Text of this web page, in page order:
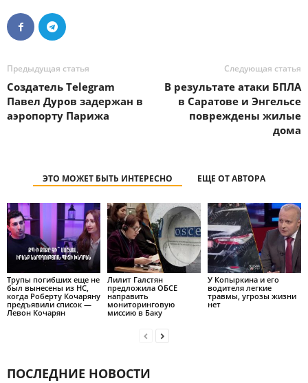
Предыдущая статья
Создатель Telegram
Павел Дуров задержан в
аэропорту Парижа
Следующая статья
В результате атаки БПЛА
в Саратове и Энгельсе
повреждены жилые
дома
ЭТО МОЖЕТ БЫТЬ ИНТЕРЕСНО ЕЩЕ ОТ АВТОРА
Трупы погибших еще не
был вынесены из НС,
когда Роберту Кочаряну
предъявили список —
Левон Кочарян
Лилит Галстян
предложила ОБСЕ
направить
мониторинговую
миссию в Баку
У Копыркина и его
водителя легкие
травмы, угрозы жизни
нет
ПОСЛЕДНИЕ НОВОСТИ